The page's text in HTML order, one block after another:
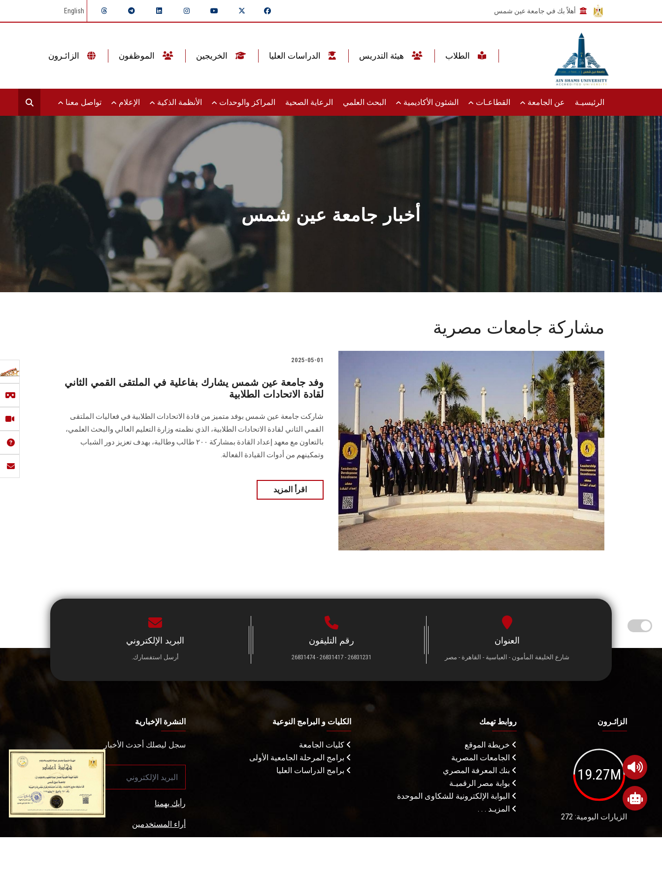
أهلاً بك في جامعة عين شمس English
الرئيسيـة عن الجامعة القطاعـات الشئون الأكاديمية البحث العلمي الرعاية الصحية المراكز والوحدات الأنظمة الذكية الإعلام تواصل معنا
أخبار جامعة عين شمس
مشاركة جامعات مصرية
2025-05-01
وفد جامعة عين شمس يشارك بفاعلية في الملتقى القمي الثاني
لقادة الاتحادات الطلابية
شاركت جامعة عين شمس بوفد متميز من قادة الاتحادات الطلابية في فعاليات الملتقى
القمي الثاني لقادة الاتحادات الطلابية، الذي نظمته وزارة التعليم العالي والبحث العلمي،
بالتعاون مع معهد إعداد القادة بمشاركة ٢٠٠ طالب وطالبة، بهدف تعزيز دور الشباب
وتمكينهم من أدوات القيادة الفعالة.
اقرأ المزيد
العنوان
شارع الخليفة المأمون - العباسية - القاهرة - مصر
رقم التليفون
26831231 - 26831417 - 26831474
البريد الإلكتروني
أرسل استفسارك.
الزائـرون
19.27M
الزيارات اليومية: 272
روابط تهمك
خريطة الموقع
الجامعات المصرية
بنك المعرفة المصري
بوابة مصر الرقميـة
البوابة الإلكترونية للشكاوى الموحدة
المزيـد . . .
الكليات و البرامج النوعية
كليات الجامعة
برامج المرحلة الجامعية الأولى
برامج الدراسات العليا
النشرة الإخبارية
سجل ليصلك أحدث الأخبار
رأيك يهمنا
أراء المستخدمين